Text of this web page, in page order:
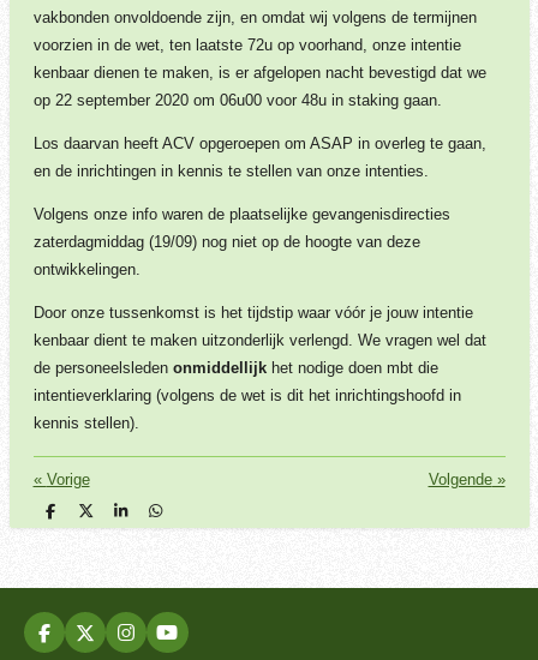
vakbonden onvoldoende zijn, en omdat wij volgens de termijnen
voorzien in de wet, ten laatste 72u op voorhand, onze intentie
kenbaar dienen te maken, is er afgelopen nacht bevestigd dat we
op 22 september 2020 om 06u00 voor 48u in staking gaan.
Los daarvan heeft ACV opgeroepen om ASAP in overleg te gaan,
en de inrichtingen in kennis te stellen van onze intenties.
Volgens onze info waren de plaatselijke gevangenisdirecties
zaterdagmiddag (19/09) nog niet op de hoogte van deze
ontwikkelingen.
Door onze tussenkomst is het tijdstip waar vóór je jouw intentie
kenbaar dient te maken uitzonderlijk verlengd. We vragen wel dat
de personeelsleden onmiddellijkhet nodige doen mbt die
intentieverklaring (volgens de wet is dit het inrichtingshoofd in
kennis stellen).
« Vorige Volgende»
D
e
D
e
S
h
D
e
F
X
I
Y